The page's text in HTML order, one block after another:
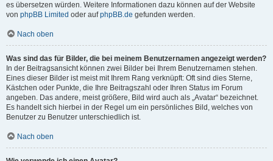
es übersetzen würden. Weitere Informationen dazu können auf der Website
von phpBB Limited oder aufphpBB.de gefunden werden.
Nach oben
Was sind das für Bilder, die bei meinem Benutzernamen angezeigt werden?
In der Beitragsansicht können zwei Bilder bei Ihrem Benutzernamen stehen.
Eines dieser Bilder ist meist mit Ihrem Rang verknüpft: Oft sind dies Sterne,
Kästchen oder Punkte, die Ihre Beitragszahl oder Ihren Status im Forum
angeben. Das andere, meist größere, Bild wird auch als „Avatar“ bezeichnet.
Es handelt sich hierbei in der Regel um ein persönliches Bild, welches von
Benutzer zu Benutzer unterschiedlich ist.
Nach oben